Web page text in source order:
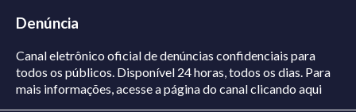
Denúncia
Canal eletrônico oficial de denúncias confidenciais para
todos os públicos. Disponível 24 horas, todos os dias. Para
mais informações, acesse a página do canalclicando aqui